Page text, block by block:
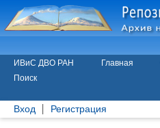
ИВиС ДВО РАН Главная
Поиск
Вход Регистрация